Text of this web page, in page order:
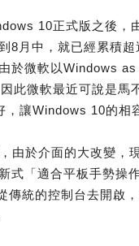
10正式版之後，
8月中，就已經累積
於微軟以Windows
此微軟最近可說是馬
讓Windows 10的相
由於介面的大改變，
式「適合平板手勢操
傳統的控制台去開啟